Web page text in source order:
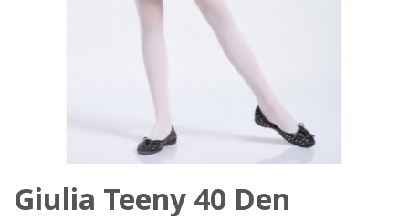
Giulia Teeny 40 Den